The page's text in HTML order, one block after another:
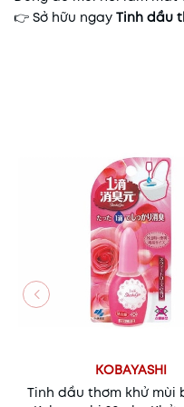
👉 Sở hữu ngay Tinh dầu
KOBAYASHI
Tinh dầu thơm khử mùi